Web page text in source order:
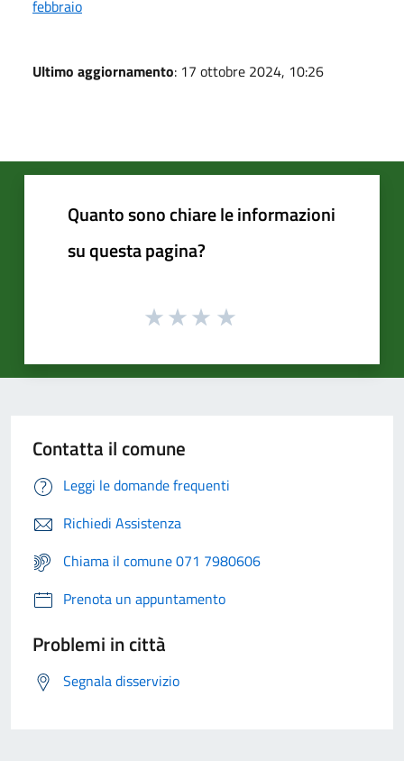
febbraio
Ultimo aggiornamento: 17 ottobre 2024, 10:26
Quanto sono chiare le informazioni
su questa pagina?
Contatta il comune
Leggi le domande frequenti
Richiedi Assistenza
Chiama il comune 071 7980606
Prenota un appuntamento
Problemi in città
Segnala disservizio